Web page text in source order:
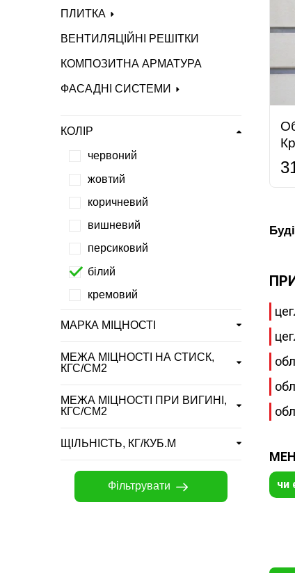
ПЛИТКА
ВЕНТИЛЯЦІЙНІ РЕШІТКИ
КОМПОЗИТНА АРМАТУРА
ФАСАДНІ СИСТЕМИ
чи
КОЛІР
червоний
жовтий
коричневий
вишневий
персиковий
білий
кремовий
МАРКА МІЦНОСТІ
МЕЖА МІЦНОСТІ НА СТИСК,
КГС/СМ2
МЕЖА МІЦНОСТІ ПРИ ВИГИНІ,
КГС/СМ2
ЩІЛЬНІСТЬ, КГ/КУБ.М
Фільтрувати